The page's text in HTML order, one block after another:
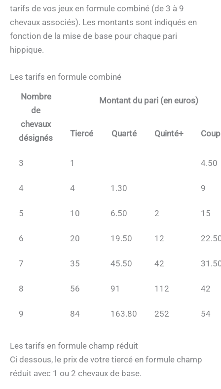
tarifs de vos jeux en formule combiné (de 3 à 9
chevaux associés). Les montants sont indiqués en
fonction de la mise de base pour chaque pari
hippique.
Les tarifs en formule combiné
Nombre
de
chevaux
désignés
Montant du pari (en euros)
Tiercé Quarté Quinté+
3 1 4.50
4 4 1.30 9
5 10 6.50 2 15
6 20 19.50 12
7 35 45.50 42
8 56 91 112 42
9 84 163.80 252 54
Les tarifs en formule champ réduit
Ci dessous, le prix de votre tiercé en formule champ
réduit avec 1 ou 2 chevaux de base.